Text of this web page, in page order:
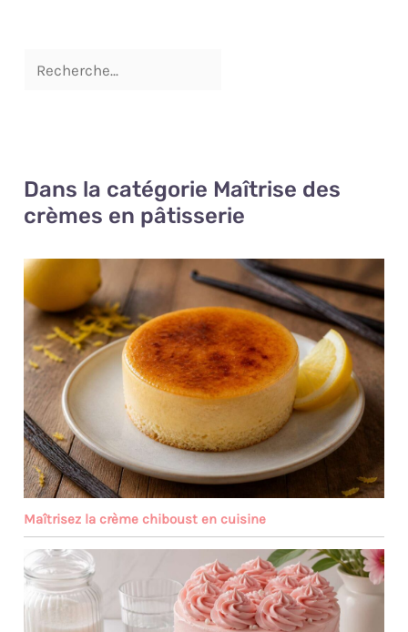
Dans la catégorie Maîtrise des
crèmes en pâtisserie
Maîtrisez la crème chiboust en cuisine